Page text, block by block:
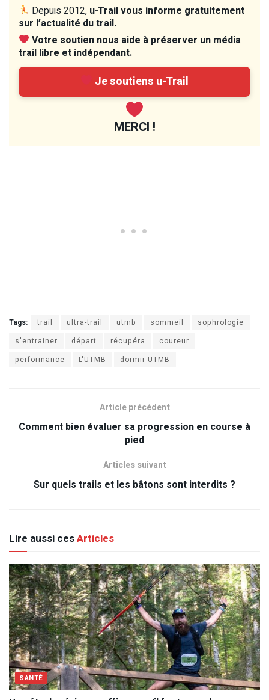
Depuis 2012, u-Trail vous informe gratuitement
sur l’actualité du trail.
Votre soutien nous aide à préserver un média
trail libre et indépendant.
Je soutiens u-Trail
MERCI !
Tags: trail ultra-trail utmb sommeil
sophrologie
s'entrainer
départ récupéra
coureur
performance
L'UTMB dormir UTMB
Article précédent
Comment bien évaluer sa progression en course à
pied
Articles suivant
Sur quels trails et les bâtons sont interdits ?
Lire aussi cesArticles
SANTÉ